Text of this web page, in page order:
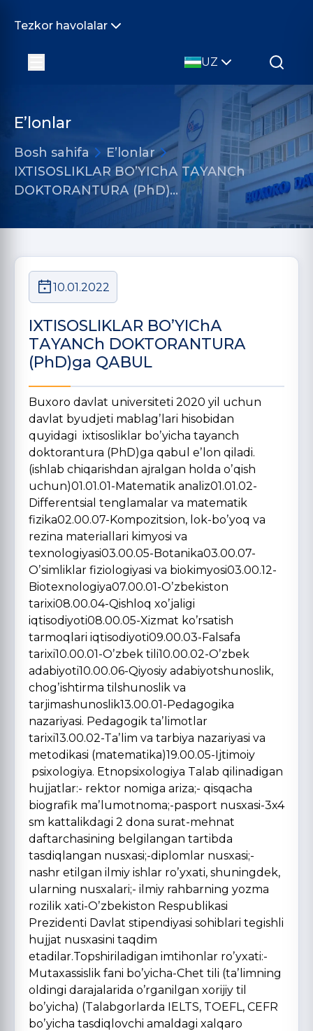
Tezkor havolalar
UZ
E’lonlar
Bosh sahifa
E’lonlar
IXTISOSLIKLАR BOʼYIChА TАYANCh
DOKTORАNTURА (PhD)…
10.01.2022
IXTISOSLIKLАR BOʼYIChА
TАYANCh DOKTORАNTURА
(PhD)ga QАBUL
Buxoro davlat universiteti 2020 yil uchun
davlat byudjeti mablagʼlari hisobidan
quyidagi ixtisosliklar boʼyicha tayanch
doktorantura (PhD)ga qabul eʼlon qiladi.
(ishlab chiqarishdan ajralgan holda oʼqish
uchun)01.01.01-Matematik analiz01.01.02-
Differentsial tenglamalar va matematik
fizika02.00.07-Kompozitsion, lok-boʼyoq va
rezina materiallari kimyosi va
texnologiyasi03.00.05-Botanika03.00.07-
Oʼsimliklar fiziologiyasi va biokimyosi03.00.12-
Biotexnologiya07.00.01-Oʼzbekiston
tarixi08.00.04-Qishloq xoʼjaligi
iqtisodiyoti08.00.05-Xizmat koʼrsatish
tarmoqlari iqtisodiyoti09.00.03-Falsafa
tarixi10.00.01-Oʼzbek tili10.00.02-Oʼzbek
adabiyoti10.00.06-Qiyosiy adabiyotshunoslik,
chogʼishtirma tilshunoslik va
tarjimashunoslik13.00.01-Pedagogika
nazariyasi. Pedagogik taʼlimotlar
tarixi13.00.02-Taʼlim va tarbiya nazariyasi va
metodikasi (matematika)19.00.05-Ijtimoiy
psixologiya. Etnopsixologiya Talab qilinadigan
hujjatlar:- rektor nomiga ariza;- qisqacha
biografik maʼlumotnoma;-pasport nusxasi-3x4
sm kattalikdagi 2 dona surat-mehnat
daftarchasining belgilangan tartibda
tasdiqlangan nusxasi;-diplomlar nusxasi;-
nashr etilgan ilmiy ishlar roʼyxati, shuningdek,
ularning nusxalari;- ilmiy rahbarning yozma
rozilik xati-Oʼzbekiston Respublikasi
Prezidenti Davlat stipendiyasi sohiblari tegishli
hujjat nusxasini taqdim
etadilar.Topshiriladigan imtihonlar roʼyxati:-
Mutaxassislik fani boʼyicha-Chet tili (taʼlimning
oldingi darajalarida oʼrganilgan xorijiy til
boʼyicha) (Talabgorlarda IELTS, TOEFL, CEFR
boʼyicha tasdiqlovchi amaldagi xalqaro